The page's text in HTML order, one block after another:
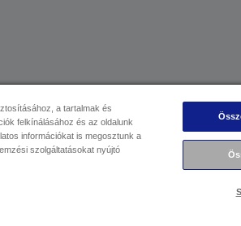
Adatvédelmi nyilatkozat EU
Az Epson
a tartalmak és
felkínálásához és az oldalunk
információkat is megosztunk a
szolgáltatásokat nyújtó